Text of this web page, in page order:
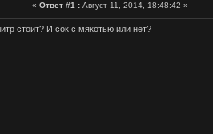
« Ответ #1 : Август 11, 2014, 18:48:42 »
стоит? И сок с мякотью или нет?